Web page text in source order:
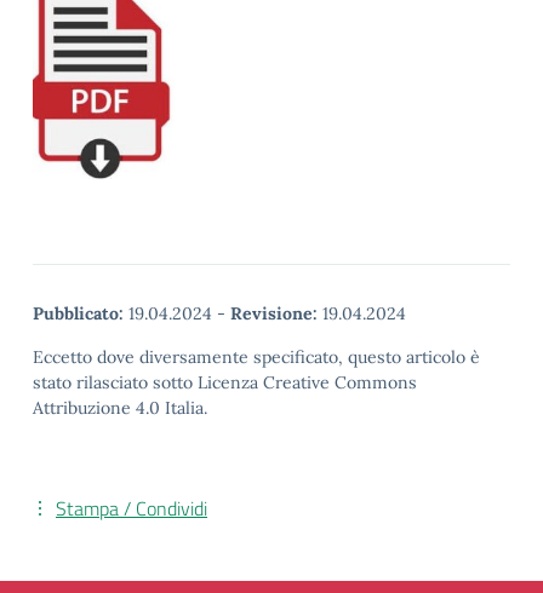
Pubblicato: 19.04.2024 - Revisione: 19.04.2024
Eccetto dove diversamente specificato, questo articolo è
stato rilasciato sotto Licenza Creative Commons
Attribuzione 4.0 Italia.
Stampa / Condividi